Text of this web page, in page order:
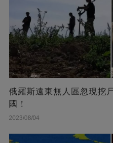
俄羅斯遠東無人區忽現挖
國！
2023/08/04